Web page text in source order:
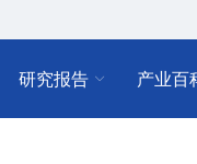
研究报告 产业百